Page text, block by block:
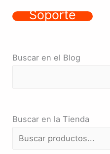
Soporte
Buscar en el Blog
Buscar en la Tienda